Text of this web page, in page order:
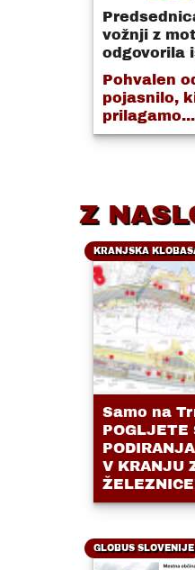
vožnji z
odgovorila
Pohvalen
pojasnilo,
prilagamo...
Z
KRANJSKA
Samo na
POGLJETE
V KRANJU
GLOBUS SLOVENIJE